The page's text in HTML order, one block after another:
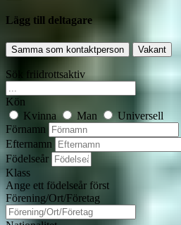
Lägg till deltagare
Samma som kontaktperson Vakant
Sök friidrottsaktiv
Kön
Kvinna
Man
Universell
Förnamn
Efternamn
Födelseår
Klass
Ange ett födelseår först
Förening/Ort/Företag